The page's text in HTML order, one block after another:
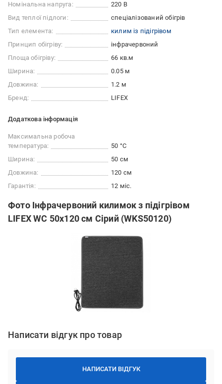
Номінальна напруга:
220 В
Вид теплої підлоги:
спеціалізований обігрів
Тип елемента:
килим із підігрівом
Принцип обігріву:
інфрачервоний
Площа обігріву:
66 кв.м
Ширина:
0.05 м
Довжина:
1.2 м
Бренд:
LIFEX
Додаткова інформація
Максимальна робоча
температура:
50 °C
Ширина:
50 см
Довжина:
120 см
Гарантія:
12 міс.
Фото Інфрачервоний килимок з підігрівом
LIFEX WC 50х120 см Сірий (WKS50120)
Написати відгук про товар
НАПИСАТИ ВІДГУК